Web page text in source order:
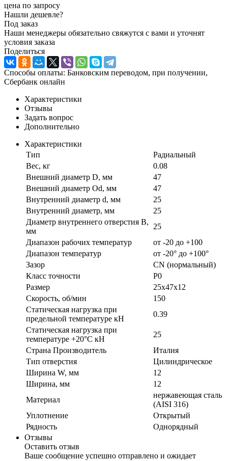
цена по запросу
Нашли дешевле?
Под заказ
Наши менеджеры обязательно свяжутся с вами и уточнят
условия заказа
Поделиться
Способы оплаты: Банковским переводом, при получении,
Сбербанк онлайн
Характеристики
Отзывы
Задать вопрос
Дополнительно
Характеристики
Тип
Радиальный
Вес, кг
0.08
Внешний диаметр D, мм
47
Внешний диаметр Od, мм
47
Внутренний диаметр d, мм
25
Внутренний диаметр, мм
25
Диаметр внутреннего отверстия B,
мм
25
Диапазон рабочих температур
от -20 до +100
Диапазон температур
от -20° до +100°
Зазор
CN (нормальный)
Класс точности
P0
Размер
25х47х12
Скорость, об/мин
150
Статическая нагрузка при
предельной температуре кН
0.39
Статическая нагрузка при
температуре +20°С кН
25
Страна Производитель
Италия
Тип отверстия
Цилиндрическое
Ширина W, мм
12
Ширина, мм
12
Материал
нержавеющая сталь
(AISI 316)
Уплотнение
Открытый
Рядность
Однорядный
Отзывы
Оставить отзыв
Ваше сообщение успешно отправлено и ожидает